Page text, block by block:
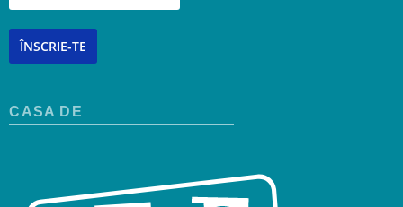
ÎNSCRIE-TE
CASA DE